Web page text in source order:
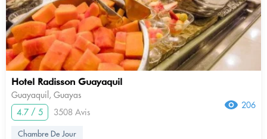
Hotel Radisson Guayaquil
Guayaquil, Guayas
4.7 / 5
3508 Avis
206
Chambre De Jour